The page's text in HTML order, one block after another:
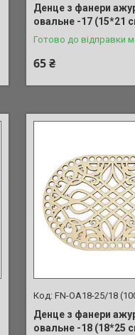
Денце з фанери
овальне -17 (15*21
Готово до відправки
65 ₴
FN-OA18-25/18
Денце з фанери
овальне -18 (18*25